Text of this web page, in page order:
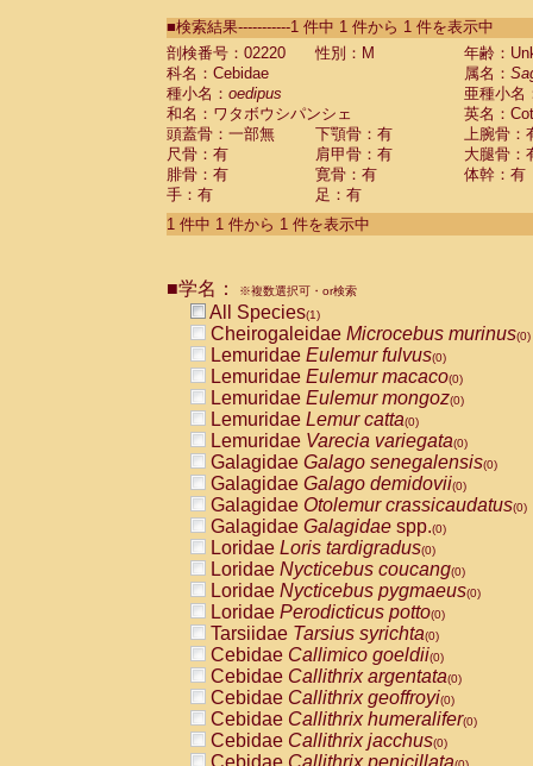
CebidaeSaguinus labiatus(0)
Cebidae Saguinus leucopus (0)
Cebidae
Cebidae
CebidaeSaguinus nigricollis (0)
Cebidae Saguinus oedipus
Cebidae Saguinus weddelli
Cebidae Saguinusspp.
Cebidae Aotus trivirgatus
Cebidae Cebus albifrons
CebidaeCebus nigrivittatus
CebidaeCebus
CebidaeSaimiri boliviensis(0)
CebidaeSaimiri sciureus(0)
AtelidaeAlouatta caraya(0)
AtelidaeAlouatta fusca(0)
AtelidaeAlouatta seniculus
AtelidaeAlouattaspp.(0)
AtelidaeAteles belzebuth(0)
AtelidaeAteles geoffroyi(0)
AtelidaeAteles paniscus(0)
AtelidaeAtelesspp.(0)
Atelidae Lagothrix lagothricha
AtelidaeLagothrix lagothricha cana
PitheciidaeCacajao calvus
PitheciidaeCallicebus cupreus
PitheciidaeCallicebus donacophilus
PitheciidaeCallicebus moloch
PitheciidaeCallicebus torquatus
PitheciidaeCallicebusspp.(0)
PitheciidaeChiropotes satanas(0)
PitheciidaePithecia monachus
PitheciidaePithecia pithecia(0)
■検索結果-----------1 件中 1 件から 1 件を表示中
剖検番号：02220
性別：M
年齢：
科名：Cebidae
属名：
種小名： oedipus
亜種小名
和名：ワタボウシパンシェ
英名：
頭蓋骨：一部無
下顎骨：有
上腕骨：
尺骨：有
肩甲骨：有
大腿骨：
腓骨：有
寛骨：有
体幹：有
手：有
足：有
1 件中 1 件から 1 件を表示中
■学名： ※複数選択可・or検索
All Species(1)
Cheirogaleidae Microcebus murinus(0)
Lemuridae Eulemur fulvus(0)
Lemuridae Eulemur macaco(0)
Lemuridae Eulemur mongoz(0)
Lemuridae Lemur catta(0)
Lemuridae Varecia variegata(0)
Galagidae Galago senegalensis(0)
Galagidae Galago demidovii(0)
Galagidae Otolemur crassicaudatus(0)
Galagidae Galagidae spp.(0)
Loridae Loris tardigradus(0)
Loridae Nycticebus coucang(0)
Loridae Nycticebus pygmaeus(0)
Loridae Perodicticus potto(0)
Tarsiidae Tarsius syrichta(0)
Cebidae Callimico goeldii(0)
Cebidae Callithrix argentata(0)
Cebidae Callithrix geoffroyi(0)
Cebidae Callithrix humeralifer(0)
Cebidae Callithrix jacchus(0)
Cebidae Callithrix penicillata